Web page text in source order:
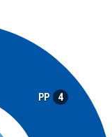
PP 4